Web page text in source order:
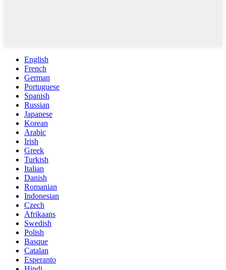
English
French
German
Portuguese
Spanish
Russian
Japanese
Korean
Arabic
Irish
Greek
Turkish
Italian
Danish
Romanian
Indonesian
Czech
Afrikaans
Swedish
Polish
Basque
Catalan
Esperanto